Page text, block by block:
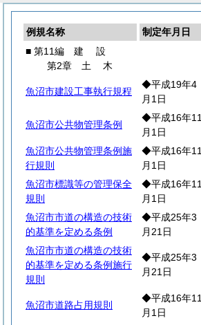
例規名称 制定年月日
■ 第11編 建 設
第2章 土 木
魚沼市建設工事執行規程
◆平成19年4
月1日
魚沼市公共物管理条例
◆平成16年11
月1日
魚沼市公共物管理条例施
行規則
◆平成16年11
月1日
魚沼市標識等の管理保全
規則
◆平成16年11
月1日
魚沼市市道の構造の技術
的基準を定める条例
◆平成25年3
月21日
魚沼市市道の構造の技術
的基準を定める条例施行
規則
◆平成25年3
月21日
魚沼市道路占用規則
◆平成16年11
月1日